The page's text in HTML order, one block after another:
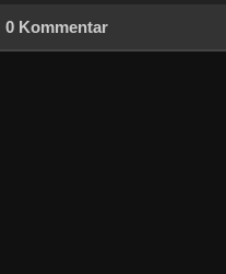
0 Kommentar